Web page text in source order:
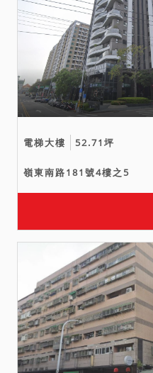
電梯大樓 52.71坪
嶺東南路181號4樓之5